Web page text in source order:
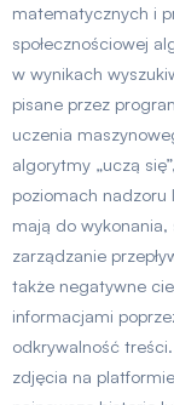
matematycznych i
społecznościowej
w wynikach
pisane przez
uczenia
algorytmy „uczą
poziomach
mają do
zarządzanie
także negatywne
informacjami
odkrywalność
zdjęcia na